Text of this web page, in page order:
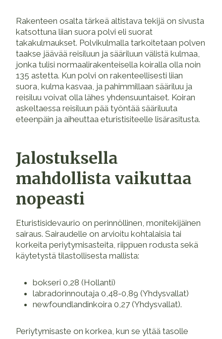
Rakenteen osalta tärkeä altistava tekijä on sivusta
katsottuna liian suora polvi eli suorat
takakulmaukset. Polvikulmalla tarkoitetaan polven
taakse jäävää reisiluun ja sääriluun välistä kulmaa,
jonka tulisi normaalirakenteisella koiralla olla noin
135 astetta. Kun polvi on rakenteellisesti liian
suora, kulma kasvaa, ja pahimmillaan sääriluu ja
reisiluu voivat olla lähes yhdensuuntaiset. Koiran
askeltaessa reisiluun pää työntää sääriluuta
eteenpäin ja aiheuttaa eturistisiteelle lisärasitusta.
Jalostuksella
mahdollista vaikuttaa
nopeasti
Eturistisidevaurio on perinnöllinen, monitekijäinen
sairaus. Sairaudelle on arvioitu kohtalaisia tai
korkeita periytymisasteita, riippuen rodusta sekä
käytetystä tilastollisesta mallista:
bokseri 0,28 (Hollanti)
labradorinnoutaja 0,48-0,89 (Yhdysvallat)
newfoundlandinkoira 0,27 (Yhdysvallat).
Periytymisaste on korkea, kun se yltää tasolle